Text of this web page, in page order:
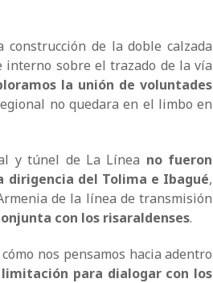
de la doble calzada
interno sobre el trazado de la vía
la unión de voluntades
no quedara en el limbo en
y túnel de La Línea no fueron
del Tolima e Ibagué,
de la línea de transmisión
con los risaraldenses.
nos pensamos hacia adentro
limitación para dialogar con los